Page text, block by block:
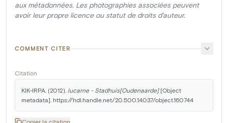
aux métadonnées. Les photographies associées peuvent
avoir leur propre licence ou statut de droits d'auteur.
COMMENT CITER
Citation
KIK-IRPA. (2012). lucarne - Stadhuis[Oudenaarde] [Object
metadata]. https://hdl.handle.net/20.500.14037/object.160744
Copier la citation